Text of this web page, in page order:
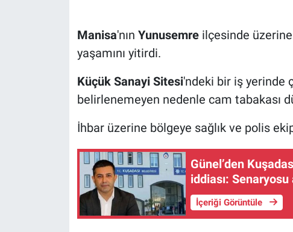
Manisa'nın Yunusemreilçesinde üzerine
yaşamını yitirdi.
Küçük Sanayi Sitesi'ndeki bir iş yerinde
belirlenemeyen nedenle cam tabakası
İhbar üzerine bölgeye sağlık ve polis
Günel’den
iddiası: Senaryosu
İçeriği Görüntüle